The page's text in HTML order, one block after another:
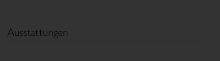
Ausstattungen